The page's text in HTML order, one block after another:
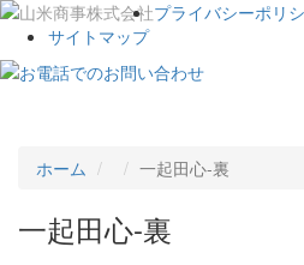
プライバシーポリ
サイトマップ
ホーム
一起田心-裏
一起田心-裏